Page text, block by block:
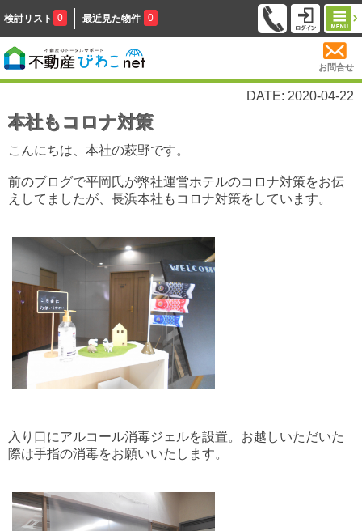
検討リスト 0 最近見た物件 0
お問合せ
DATE: 2020-04-22
本社もコロナ対策
こんにちは、本社の萩野です。
前のブログで平岡氏が弊社運営ホテルのコロナ対策をお伝
えしてましたが、長浜本社もコロナ対策をしています。
入り口にアルコール消毒ジェルを設置。お越しいただいた
際は手指の消毒をお願いいたします。